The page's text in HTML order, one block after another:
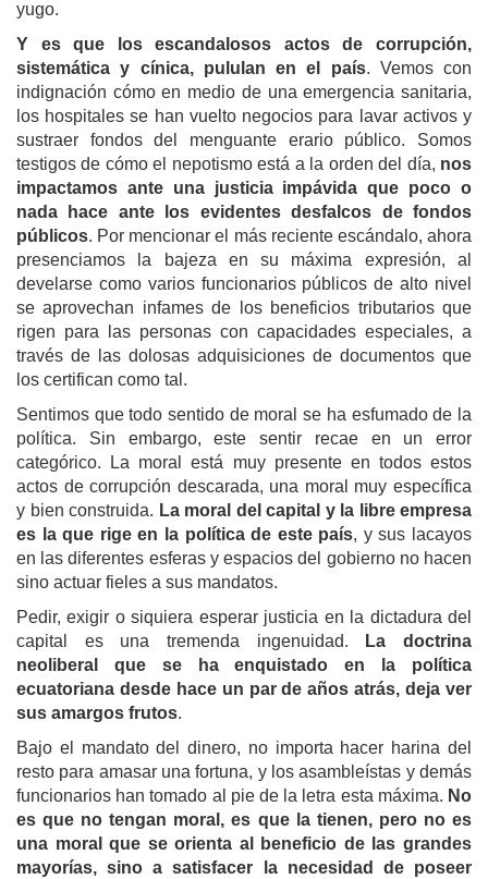
yugo.
Y es que los escandalosos actos de corrupción,
sistemática y cínica, pululan en el país. Vemos con
indignación cómo en medio de una emergencia sanitaria,
los hospitales se han vuelto negocios para lavar activos y
sustraer fondos del menguante erario público. Somos
testigos de cómo el nepotismo está a la orden del día, nos
impactamos ante una justicia impávida que poco o
nada hace ante los evidentes desfalcos de fondos
públicos. Por mencionar el más reciente escándalo, ahora
presenciamos la bajeza en su máxima expresión, al
develarse como varios funcionarios públicos de alto nivel
se aprovechan infames de los beneficios tributarios que
rigen para las personas con capacidades especiales, a
través de las dolosas adquisiciones de documentos que
los certifican como tal.
Sentimos que todo sentido de moral se ha esfumado de la
política. Sin embargo, este sentir recae en un error
categórico. La moral está muy presente en todos estos
actos de corrupción descarada, una moral muy específica
y bien construida. La moral del capital y la libre empresa
es la que rige en la política de este país, y sus lacayos
en las diferentes esferas y espacios del gobierno no hacen
sino actuar fieles a sus mandatos.
Pedir, exigir o siquiera esperar justicia en la dictadura del
capital es una tremenda ingenuidad.
La doctrina
neoliberal que se ha enquistado en la política
ecuatoriana desde hace un par de años atrás, deja ver
sus amargos frutos.
Bajo el mandato del dinero, no importa hacer harina del
resto para amasar una fortuna, y los asambleístas y demás
funcionarios han tomado al pie de la letra esta máxima. No
es que no tengan moral, es que la tienen, pero no es
una moral que se orienta al beneficio de las grandes
mayorías, sino a satisfacer la necesidad de poseer